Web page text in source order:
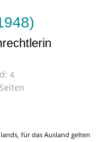
4
für das Ausland gelten